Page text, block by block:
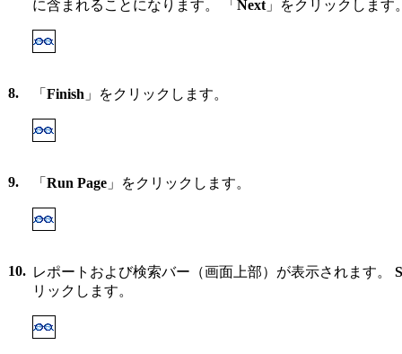
に含まれることになります。 「 Next 」をクリックします
8. 「 Finish 」をクリックします。
9. 「 Run Page 」をクリックします。
10. レポートおよび検索バー（画面上部）が表示されます。
リックします。